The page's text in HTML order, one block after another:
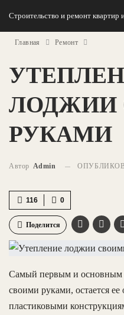
Строительство и ремонт квартир
Главная Ремонт
ЛОДЖИИ
РУКАМИ
Автор Admin
0
116
Поделится
Самый первым и основным
своими руками, остается
пластиковыми